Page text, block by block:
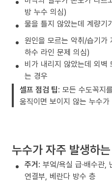
방 누수 의심)
물을 틀지 않았는데 계량기
원인을 모르는 악취/습기가
하수 라인 문제 의심)
비가 내리지 않았는데 외벽
는 경우
셀프 점검 팁: 모든 수도꼭지
움직이면 보이지 않는 누수
누수가 자주 발생하
주거: 부엌/욕실 급·배수관,
연결부, 베란다 방수 층